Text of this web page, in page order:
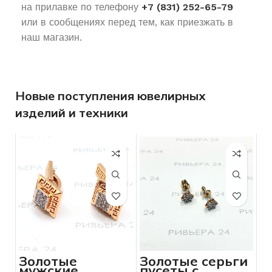
на прилавке по телефону +7 (831) 252-65-79
или в сообщениях перед тем, как приезжать в
наш магазин.
Новые поступления ювелирных
изделий и техники
Золотые Золотые серьги